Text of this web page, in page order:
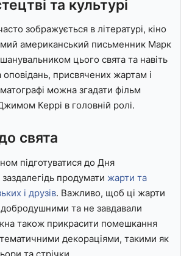
та культурі
зображується в літературі, кіно
американський письменник Марк
цього свята та навіть
оповідань, присвячених жартам і
можна згадати фільм
Керрі в головній ролі.
свята
підготуватися до Дня
заздалегідь продумати жарти та
і друзів. Важливо, щоб ці жарти
та не завдавали
також прикрасити помешкання
декораціями, такими як
та стрічки.